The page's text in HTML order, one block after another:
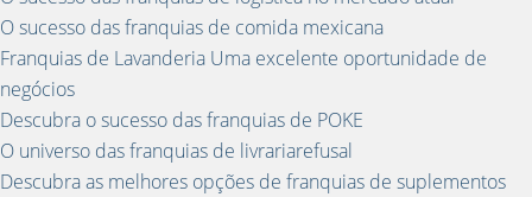
O sucesso das franquias de comida mexicana
Franquias de Lavanderia Uma excelente oportunidade de
negócios
Descubra o sucesso das franquias de POKE
O universo das franquias de livrariarefusal
Descubra as melhores opções de franquias de suplementos